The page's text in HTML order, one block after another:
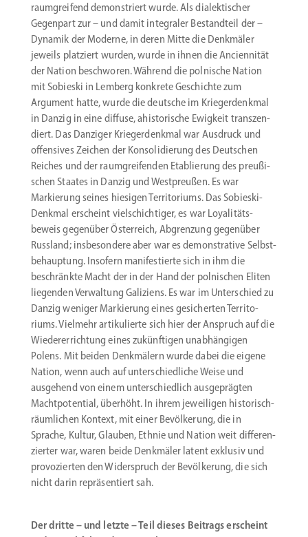
raumgreifend demons­triert wurde. Als dialek­ti­scher
Gegenpart zur – und damit integraler Bestandteil der –
Dynamik der Moderne, in deren Mitte die Denkmäler
jeweils platziert wurden, wurde in ihnen die Ancien­nität
der Nation beschworen. Während die polnische Nation
mit Sobieski in Lemberg konkrete Geschichte zum
Argument hatte, wurde die deutsche im Krieger­denkmal
in Danzig in eine diffuse, ahisto­rische Ewigkeit transzen­
diert. Das Danziger Krieger­denkmal war Ausdruck und
offen­sives Zeichen der Konso­li­dierung des Deutschen
Reiches und der raumgrei­fenden Etablierung des preußi­
schen Staates in Danzig und Westpreußen. Es war
Markierung seines hiesigen Terri­to­riums. Das Sobieski-
Denkmal erscheint vielschich­tiger, es war Loyali­täts­
beweis gegenüber Öster­reich, Abgrenzung gegenüber
Russland; insbe­sondere aber war es demons­trative Selbst­
be­hauptung. Insofern manifes­tierte sich in ihm die
beschränkte Macht der in der Hand der polni­schen Eliten
liegenden Verwaltung Galiziens. Es war im Unter­schied zu
Danzig weniger Markierung eines gesicherten Terri­to­
riums. Vielmehr artiku­lierte sich hier der Anspruch auf die
Wieder­errichtung eines zukünf­tigen unabhän­gigen
Polens. Mit beiden Denkmälern wurde dabei die eigene
Nation, wenn auch auf unter­schied­liche Weise und
ausgehend von einem unter­schiedlich ausge­prägten
Macht­po­tential, überhöht. In ihrem jewei­ligen historisch-
räumlichen Kontext, mit einer Bevöl­kerung, die in
Sprache, Kultur, Glauben, Ethnie und Nation weit diffe­ren­
zierter war, waren beide Denkmäler latent exklusiv und
provo­zierten den Wider­spruch der Bevöl­kerung, die sich
nicht darin reprä­sen­tiert sah.
Der dritte – und letzte – Teil dieses Beitrags erscheint